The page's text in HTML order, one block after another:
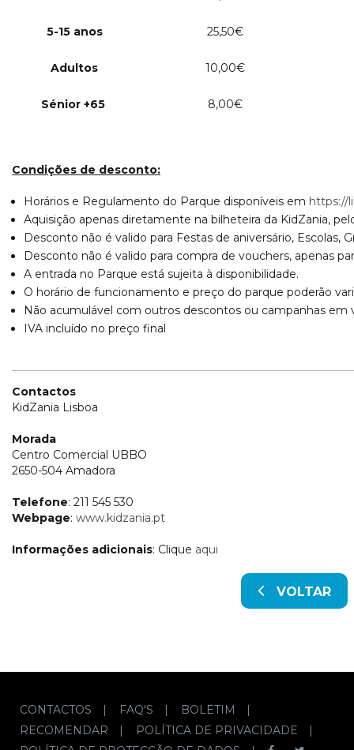
5-15 anos 25,50€
Adultos 10,00€
Sénior +65 8,00€
Condições de desconto:
Horários e Regulamento do Parque disponíveis em https://
Aquisição apenas diretamente na bilheteira da KidZania,
Desconto não é valido para Festas de aniversário, Escolas,
Desconto não é valido para compra de vouchers, apenas
A entrada no Parque está sujeita à disponibilidade.
O horário de funcionamento e preço do parque poderão
Não acumulável com outros descontos ou campanhas em
IVA incluído no preço final
Contactos
KidZania Lisboa
Morada
Centro Comercial UBBO
2650-504 Amadora
Telefone: 211 545 530
Webpage: www.kidzania.pt
Informações adicionais: Clique aqui
VOLTAR
CONTACTOS | FAQ'S | BOLETIM
|
RECOMENDAR
| POLÍTICA DE PRIVACIDADE
|